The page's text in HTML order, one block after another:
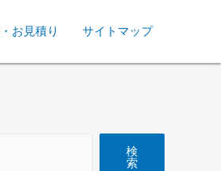
お見積り サイトマップ
検
索